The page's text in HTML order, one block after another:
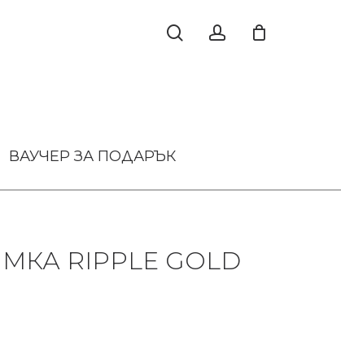
ВАУЧЕР ЗА ПОДАРЪК
RIPPLE GOLD